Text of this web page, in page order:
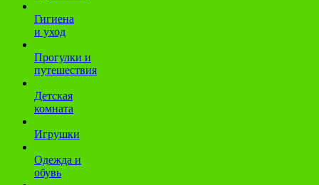
Гигиена
и уход
Прогулки и
путешествия
Детская
комната
Игрушки
Одежда и
обувь